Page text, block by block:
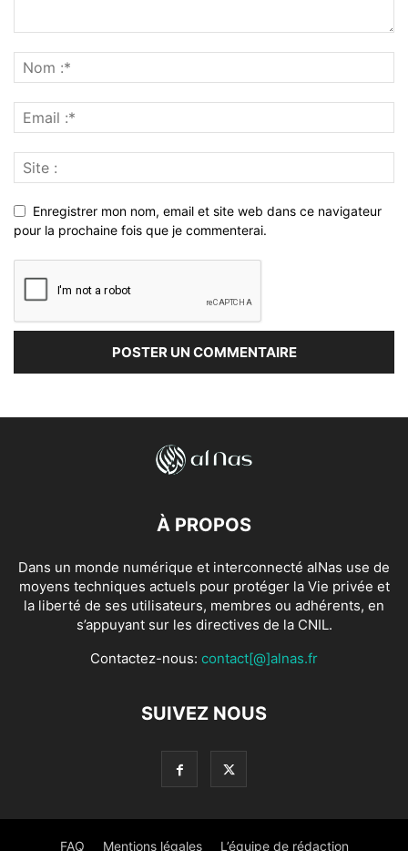
Enregistrer mon nom, email et site web dans ce navigateur
pour la prochaine fois que je commenterai.
À PROPOS
Dans un monde numérique et interconnecté alNas use de
moyens techniques actuels pour protéger la Vie privée et
la liberté de ses utilisateurs, membres ou adhérents, en
s’appuyant sur les directives de la CNIL.
Contactez-nous: contact[@]alnas.fr
SUIVEZ NOUS
FAQ Mentions légales L’équipe de rédaction